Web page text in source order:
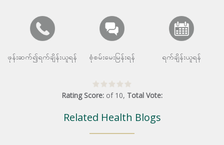
ဖုန်းဆက်၍ရက်ချိန်းယူရန် စုံစမ်းမေးမြန်းရန် ရက်ချိန်းယူရန်
Rating Score: of 10, Total Vote:
Related Health Blogs